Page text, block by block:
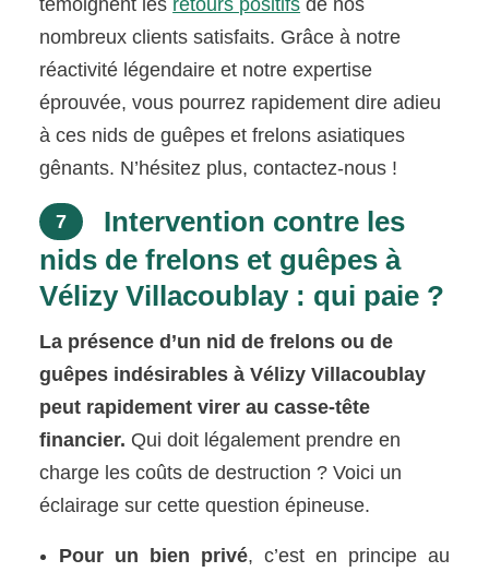
nombreux clients satisfaits. Grâce à notre
réactivité légendaire et notre expertise
éprouvée, vous pourrez rapidement dire adieu
à ces nids de guêpes et frelons asiatiques
gênants. N’hésitez plus, contactez-nous !
7
Intervention contre les
nids de frelons et guêpes à
Vélizy Villacoublay : qui paie ?
La présence d’un nid de frelons ou de
guêpes indésirables à Vélizy Villacoublay
peut rapidement virer au casse-tête
financier. Qui doit légalement prendre en
charge les coûts de destruction ? Voici un
éclairage sur cette question épineuse.
Pour un bien privé, c’est en principe au